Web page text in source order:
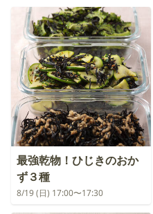
最強乾物！ひじきのおか
ず３種
8/19 (日) 17:00〜17:30